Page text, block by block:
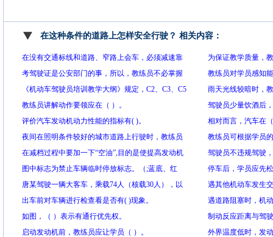
在这种条件的道路上怎样安全行驶？ 相关内容：
在没有交通标线和道路、窄路上会车，必须减速靠
右行驶。（ ）
为保证教学质量，
考驾驶证是公安部门的事，所以，教练员不必掌握
考驾驶证的全部评判标准。
教练员对学员感知
车体感知能力、车
面。
《机动车驾驶员培训教学大纲》规定，C2、C3、C5
车型普通机动车驾驶员培训的总学时为 。
雨天光线较暗时，
行驶。
教练员讲解动作要领应在（ ）。
驾驶员少量饮酒后
辆。
评价汽车发动机动力性能的指标有( )。
相对而言，汽车在
长。
夜间在照明条件较好的城市道路上行驶时，教练员
应让学员关闭前照灯。
教练员可根据学员
和教学方法。
在减档过程中要加一下“空油”,目的是使提高发动机
转速,在从高档进较低档时,达到旋转着的一组齿轮能
够在动态中顺利啮合。( )
驾驶员不违规驾驶
发生的有效途径之
图中标志为禁止车辆临时停放标志。（;蓝底、红
圈、红杠）
停车后，学员应先
器。
唐某驾驶一辆大客车，乘载74人（核载30人），以
每小时38公里的速度，行至一连续下陡坡转弯路段
时，机动车翻入路侧溪水内，造成17人死亡、57人
受伤。唐某的主要违法行为是什么？（ ）
遇其他机动车发生
应予以拒绝，让其
出车前对车辆进行检查看是否有( )现象。
遇道路阻塞时，机
车让道通行。（ ）
如图，（ ）表示有通行优先权。
制动反应距离与驾
系。( )
启动发动机前，教练员应让学员（ ）。
外界温度低时，发